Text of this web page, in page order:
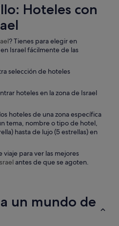
Hoteles con
? Tienes para elegir en
Israel fácilmente de las
selección de hoteles
hoteles en la zona de Israel
hoteles de una zona específica
tema, nombre o tipo de hotel,
hasta de lujo (5 estrellas) en
para ver las mejores
antes de que se agoten.
un mundo de